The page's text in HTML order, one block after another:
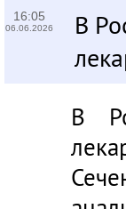
16:05
06.06.2026
В
В